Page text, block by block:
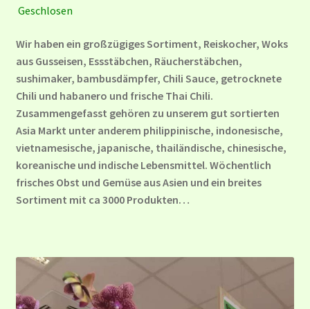
Geschlosen
Wir haben ein großzügiges Sortiment, Reiskocher, Woks
aus Gusseisen, Essstäbchen, Räucherstäbchen,
sushimaker, bambusdämpfer, Chili Sauce, getrocknete
Chili und habanero und frische Thai Chili.
Zusammengefasst gehören zu unserem gut sortierten
Asia Markt unter anderem philippinische, indonesische,
vietnamesische, japanische, thailändische, chinesische,
koreanische und indische Lebensmittel. Wöchentlich
frisches Obst und Gemüse aus Asien und ein breites
Sortiment mit ca 3000 Produkten…